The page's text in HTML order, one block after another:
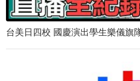
台美日四校 國慶演出學生樂儀旗